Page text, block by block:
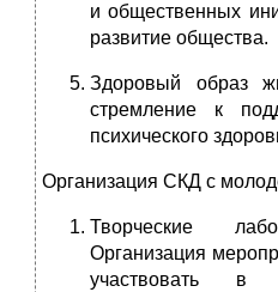
и общественных
развитие общества.
Здоровый образ
стремление к
психического
Организация СКД с
Творческие
Организация
участвовать в